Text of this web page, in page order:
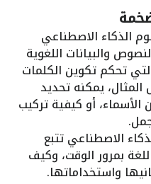
الذكاء الاصطناعي
والبيانات اللغوية
تحكم تكوين الكلمات
يمكنه تحديد
أو كيفية تركيب
الاصطناعي تتبع
بمرور الوقت، وكيف
واستخداماتها.